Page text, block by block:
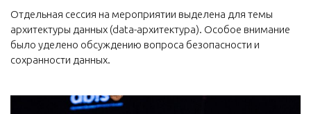
Отдельная сессия на мероприятии выделена для темы
архитектуры данных (data-архитектура). Особое внимание
было уделено обсуждению вопроса безопасности и
сохранности данных.